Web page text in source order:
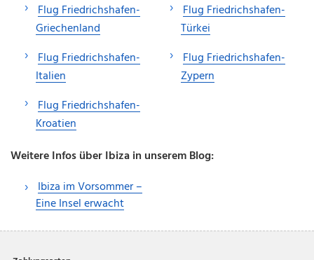
Flug Friedrichshafen-
Griechenland
Flug Friedrichshafen-
Italien
Flug Friedrichshafen-
Kroatien
Flug Friedrichshafen-
Türkei
Flug Friedrichshafen-
Zypern
Weitere Infos über Ibiza in unserem Blog:
Ibiza im Vorsommer –
Eine Insel erwacht